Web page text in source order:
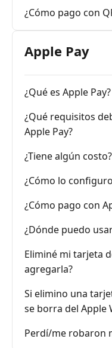
¿Cómo pago con
Apple Pay
¿Qué es Apple Pay?
¿Qué requisitos
Apple Pay?
¿Tiene algún costo?
¿Cómo lo
¿Cómo pago con
¿Dónde puedo
Eliminé mi tarjeta
agregarla?
Si elimino una
se borra del Apple
Perdí/me robaron